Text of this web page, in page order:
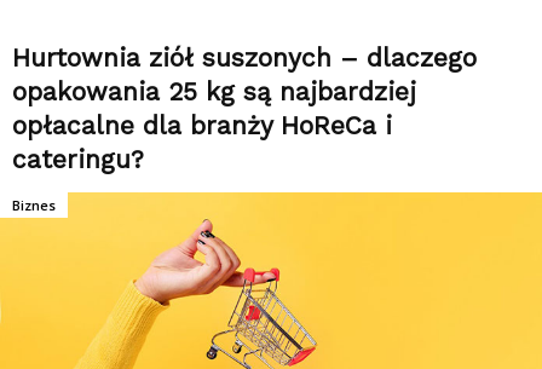
Hurtownia ziół suszonych – dlaczego
opakowania 25 kg są najbardziej
opłacalne dla branży HoReCa i
cateringu?
Biznes